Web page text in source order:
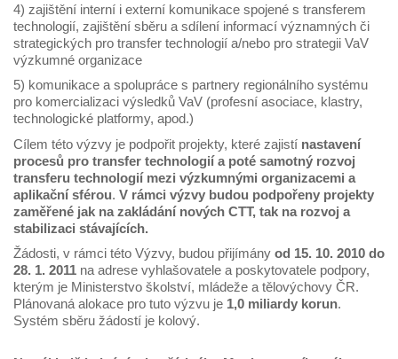
4) zajištění interní i externí komunikace spojené s transferem
technologií, zajištění sběru a sdílení informací významných či
strategických pro transfer technologií a/nebo pro strategii VaV
výzkumné organizace
5) komunikace a spolupráce s partnery regionálního systému
pro komercializaci výsledků VaV (profesní asociace, klastry,
technologické platformy, apod.)
Cílem této výzvy je podpořit projekty, které zajistí nastavení
procesů pro transfer technologií a poté samotný rozvoj
transferu technologií mezi výzkumnými organizacemi a
aplikační sférou. V rámci výzvy budou podpořeny projekty
zaměřené jak na zakládání nových CTT, tak na rozvoj a
stabilizaci stávajících.
Žádosti, v rámci této Výzvy, budou přijímány od 15. 10. 2010 do
28. 1. 2011 na adrese vyhlašovatele a poskytovatele podpory,
kterým je Ministerstvo školství, mládeže a tělovýchovy ČR.
Plánovaná alokace pro tuto výzvu je 1,0 miliardy korun.
Systém sběru žádostí je kolový.